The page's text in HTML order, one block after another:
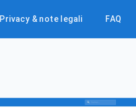
Privacy & note legali FAQ